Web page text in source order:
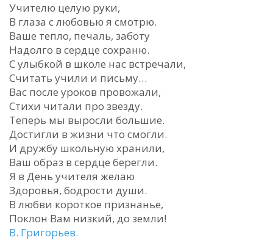
Учителю целую руки,
В глаза с любовью я смотрю.
Ваше тепло, печаль, заботу
Надолго в сердце сохраню.
С улыбкой в школе нас встречали,
Считать учили и письму…
Вас после уроков провожали,
Стихи читали про звезду.
Теперь мы выросли большие.
Достигли в жизни что смогли.
И дружбу школьную хранили,
Ваш образ в сердце берегли.
Я в День учителя желаю
Здоровья, бодрости души.
В любви короткое признанье,
Поклон Вам низкий, до земли!
В. Григорьев.